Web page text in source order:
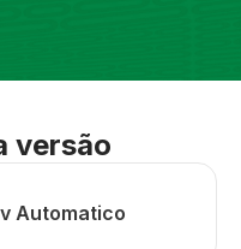
versão
Automatico